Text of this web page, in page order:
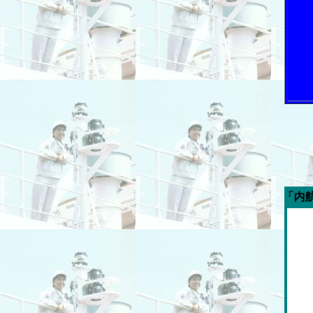
今週の「内航海運新聞